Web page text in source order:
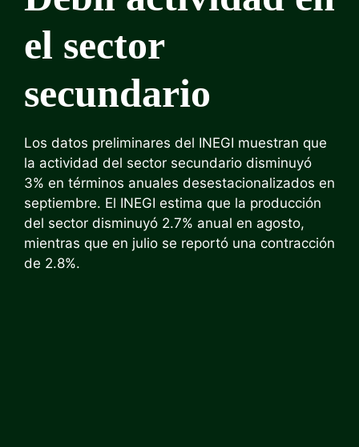
el sector
secundario
Los datos preliminares del INEGI muestran que
la actividad del sector secundario disminuyó
3% en términos anuales desestacionalizados en
septiembre. El INEGI estima que la producción
del sector disminuyó 2.7% anual en agosto,
mientras que en julio se reportó una contracción
de 2.8%.